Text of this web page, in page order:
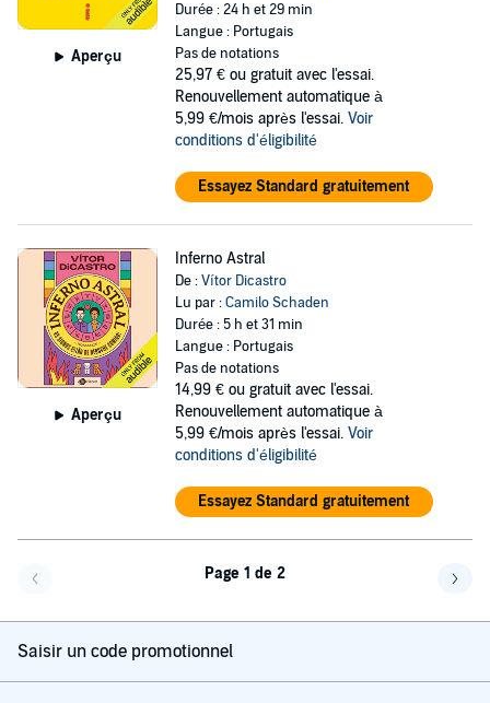
Aperçu
Durée : 24 h et 29 min
Langue : Portugais
Pas de notations
25,97 € ou gratuit avec l'essai.
Renouvellement automatique à
5,99 €/mois après l'essai. Voir
conditions d'éligibilité
Essayez Standard gratuitement
Aperçu
Inferno Astral
De :Vítor Dicastro
Lu par :Camilo Schaden
Durée : 5 h et 31 min
Langue : Portugais
Pas de notations
14,99 € ou gratuit avec l'essai.
Renouvellement automatique à
5,99 €/mois après l'essai. Voir
conditions d'éligibilité
Essayez Standard gratuitement
Page 1 de 2
Saisir un code promotionnel